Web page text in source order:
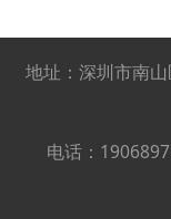
地址：深圳市南
电话：